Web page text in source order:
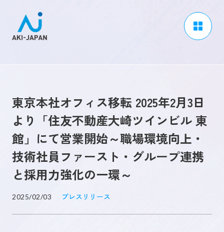
CSR / ダイバーシティ
採用情報
ブログ
ニュース
東京本社オフィス移転 2025年2月3日
より「住友不動産大崎ツインビル 東
館」にて営業開始～職場環境向上・
技術社員ファースト・グループ連携
と採用力強化の一環～
2025/02/03 プレスリリース